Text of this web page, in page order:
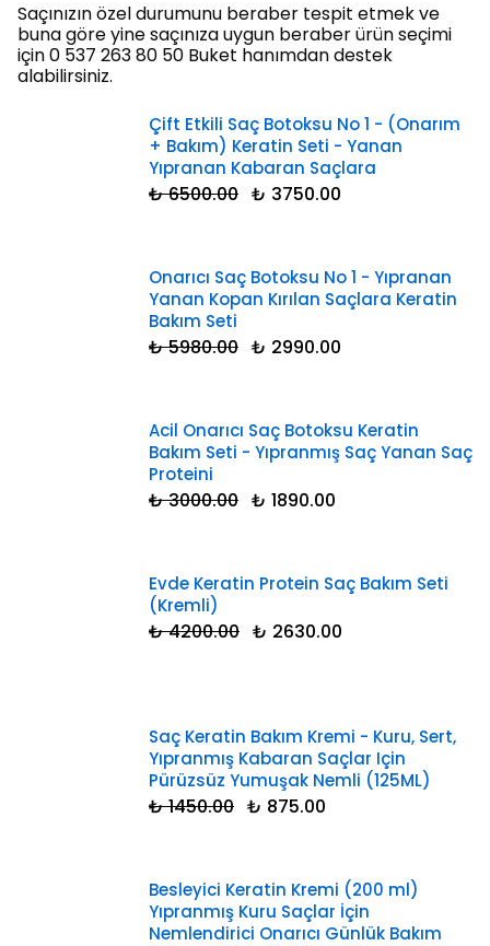
Saçınızın özel durumunu beraber tespit etmek ve
buna göre yine saçınıza uygun beraber ürün seçimi
için 0 537 263 80 50 Buket hanımdan destek
alabilirsiniz.
Çift Etkili Saç Botoksu No 1 - (Onarım
+ Bakım) Keratin Seti - Yanan
Yıpranan Kabaran Saçlara
₺ 6500.00 ₺ 3750.00
Onarıcı Saç Botoksu No 1 - Yıpranan
Yanan Kopan Kırılan Saçlara Keratin
Bakım Seti
₺ 5980.00 ₺ 2990.00
Acil Onarıcı Saç Botoksu Keratin
Bakım Seti - Yıpranmış Saç Yanan Saç
Proteini
₺ 3000.00 ₺ 1890.00
Evde Keratin Protein Saç Bakım Seti
(Kremli)
₺ 4200.00 ₺ 2630.00
Saç Keratin Bakım Kremi - Kuru, Sert,
Yıpranmış Kabaran Saçlar Için
Pürüzsüz Yumuşak Nemli (125ML)
₺ 1450.00 ₺ 875.00
Besleyici Keratin Kremi (200 ml)
Yıpranmış Kuru Saçlar İçin
Nemlendirici Onarıcı Günlük Bakım